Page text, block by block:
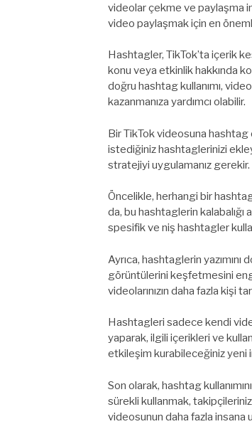
videolar çekme ve paylaşma
video paylaşmak için en
Hashtagler, TikTok’ta içerik
konu veya etkinlik hakkında
doğru hashtag kullanımı,
kazanmanıza yardımcı olabilir.
Bir TikTok videosuna hashtag
istediğiniz hashtaglerinizi
stratejiyi uygulamanız gerekir.
Öncelikle, herhangi bir
da, bu hashtaglerin kalabalığı
spesifik ve niş hashtagler
Ayrıca, hashtaglerin yazımını
görüntülerini keşfetmesini
videolarınızın daha fazla kişi
Hashtagleri sadece kendi
yaparak, ilgili içerikleri ve
etkileşim kurabileceğiniz yeni
Son olarak, hashtag
sürekli kullanmak,
videosunun daha fazla insana